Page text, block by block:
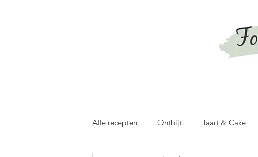
Alle recepten Ontbijt Taart & Cake